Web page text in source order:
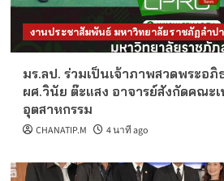
งานประชาสัมพันธ์ มหาวิทยาลัยราชภัฏลำป
มร.ลป. ร่วมเป็นเจ้าภาพสวดพระอภิ
ผศ.วินัย ต๊ะแสง อาจารย์สังกัดคณะเ
อุตสาหกรรม
CHANATIP.M 4 นาที ago